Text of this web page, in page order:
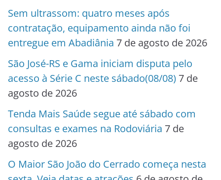
Sem ultrassom: quatro meses após
contratação, equipamento ainda não foi
entregue em Abadiânia 7 de agosto de 2026
São José-RS e Gama iniciam disputa pelo
acesso à Série C neste sábado(08/08) 7 de
agosto de 2026
Tenda Mais Saúde segue até sábado com
consultas e exames na Rodoviária 7 de
agosto de 2026
O Maior São João do Cerrado começa nesta